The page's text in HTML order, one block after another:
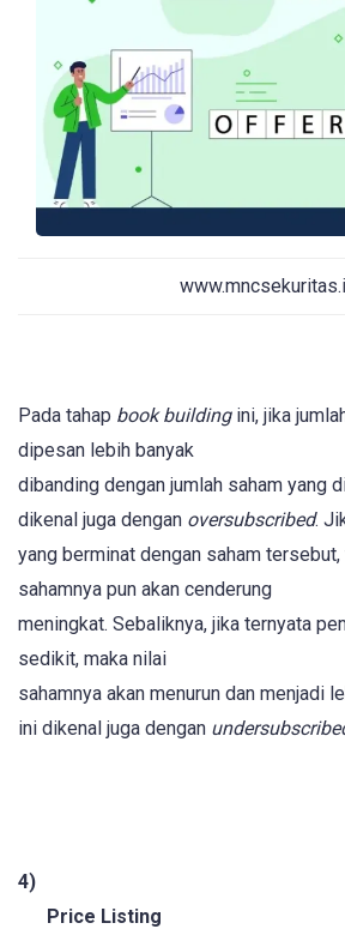
Pada tahap book buildingini, jika
dipesan lebih banyak
dibanding dengan jumlah saham yang
dikenal juga dengan oversubscribed.
yang berminat dengan saham
sahamnya pun akan cenderung
meningkat. Sebaliknya, jika ternyata
sedikit, maka nilai
sahamnya akan menurun dan menjadi
ini dikenal juga dengan
4)
Price Listing